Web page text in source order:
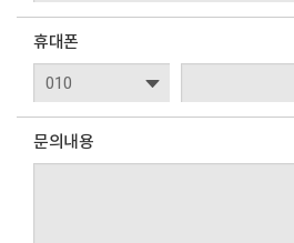
휴대폰
문의내용